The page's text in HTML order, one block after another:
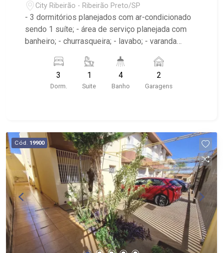
City Ribeirão - Ribeirão Preto/SP
- 3 dormitórios planejados com ar-condicionado
sendo 1 suíte; - área de serviço planejada com
banheiro; - churrasqueira; - lavabo; - varanda
- 4 banheiros planejados com box e espelho; -
Condomínio com portaria 24h; - próximo à AABB,
Savegnago, Cenourão, parque Raya
3
Dorm.
1
Suite
4
Banho
2
Garagens
Cód. 19900